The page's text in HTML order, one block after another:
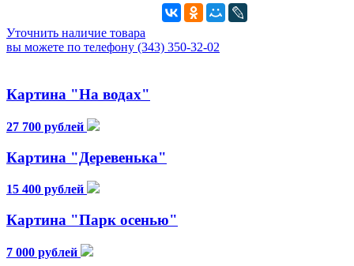
Уточнить наличие товара
вы можете по телефону (343) 350-32-02
Картина "На водах"
27 700 рублей
Картина "Деревенька"
15 400 рублей
Картина "Парк осенью"
7 000 рублей